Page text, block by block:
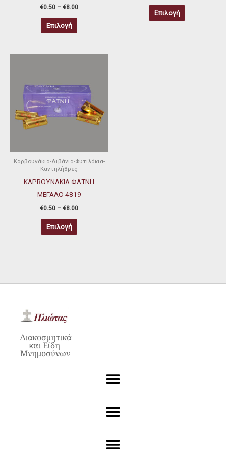
€0.50 – €8.00
Επιλογή
σελίδα
προϊόντος
Επιλογή
του
Καρβουνάκια-Λιβάνια-Φυτιλάκια-
Καντηλήθρες
ΚΑΡΒΟΥΝΑΚΙΑ ΦΑΤΝΗ
ΜΕΓΑΛΟ 4819
€0.50 – €8.00
€8.00
Επιλογή
προϊόν
έχει
πολλαπλές
παραλλαγές.
μπορούν
να
επιλεγούν
στη
σελίδα
προϊόντος
Διακοσμητικά
και Είδη
Μνημοσύνων